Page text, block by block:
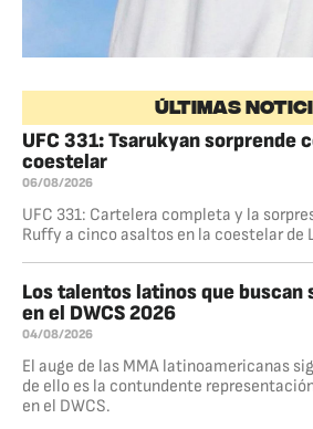
ÚLTIMAS
UFC 331: Tsarukyan sorprende
coestelar
06/08/2026
UFC 331: Cartelera completa y la
Ruffy a cinco asaltos en la coestelar de
Los talentos latinos que buscan
en el DWCS 2026
04/08/2026
El auge de las MMA latinoamericanas
de ello es la contundente
en el DWCS.